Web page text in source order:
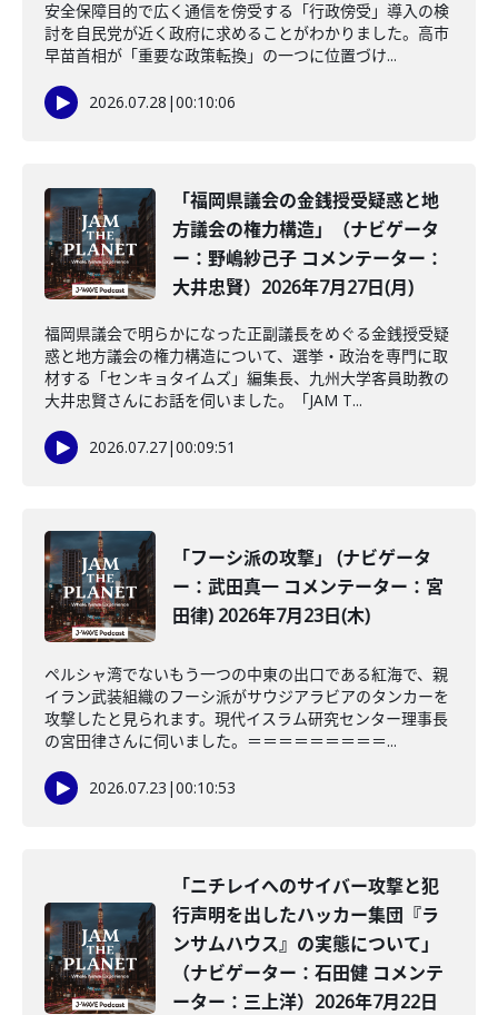
安全保障目的で広く通信を傍受する「行政傍受」導入の検
討を自民党が近く政府に求めることがわかりました。高市
早苗首相が「重要な政策転換」の一つに位置づけ...
2026.07.28 |00:10:06
「福岡県議会の金銭授受疑惑と地
方議会の権力構造」（ナビゲータ
ー：野嶋紗己子 コメンテーター：
大井忠賢）2026年7月27日(月)
福岡県議会で明らかになった正副議長をめぐる金銭授受疑
惑と地方議会の権力構造について、選挙・政治を専門に取
材する「センキョタイムズ」編集長、九州大学客員助教の
大井忠賢さんにお話を伺いました。「JAM T...
2026.07.27|00:09:51
「フーシ派の攻撃」 (ナビゲータ
ー：武田真一 コメンテーター：宮
田律) 2026年7月23日(木)
ペルシャ湾でないもう一つの中東の出口である紅海で、親
イラン武装組織のフーシ派がサウジアラビアのタンカーを
攻撃したと見られます。現代イスラム研究センター理事長
の宮田律さんに伺いました。＝＝＝＝＝＝＝＝＝...
2026.07.23 |00:10:53
「ニチレイへのサイバー攻撃と犯
行声明を出したハッカー集団『ラ
ンサムハウス』の実態について」
（ナビゲーター：石田健 コメンテ
ーター：三上洋）2026年7月22日